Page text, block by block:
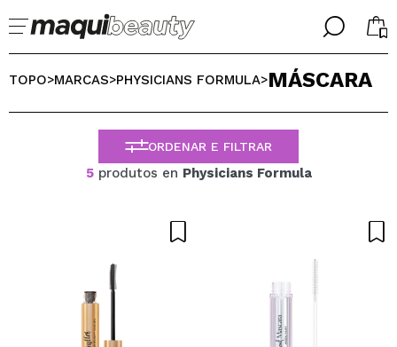
╳
BIENVENIDX!
Esqueceu-se da palavra-passe?
╳
SELECIONE O SEU IDIOMA
PORTUGUESE
ESPAÑOL
ENGLISH
FRANCES
ITALIANO
TOPO>MARCAS>PHYSICIANS FORMULA>MÁSCARA
ORDENAR E FILTRAR
5produtos en Physicians Formula